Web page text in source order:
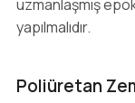
uzmanlaşmış
yapılmalıdır.
Poliüretan